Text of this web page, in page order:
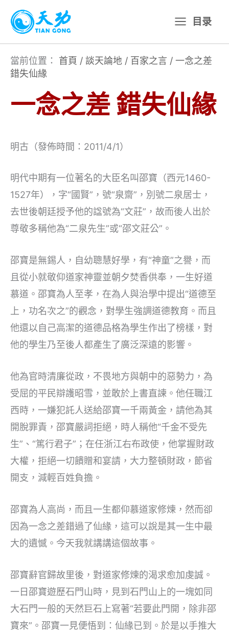
主
目录
當前位置： 首頁 / 談天論地 / 百家之言 / 一念之差
錯失仙緣
一念之差 錯失仙緣
明古（發佈時間：2011/4/1）
明代中期有一位著名的大臣名叫邵寶（西元1460-
1527年），字“國賢”，號“泉齋”，別號二泉居士，
去世後朝廷授予他的諡號為“文莊”，故而後人出於
尊敬多稱他為“二泉先生”或“邵文莊公”。
邵寶是無錫人，自幼聰慧好學，有“神童”之譽，而
且從小就敬仰道家神靈並朝夕焚香供奉，一生好道
慕道。邵寶為人至孝，在為人與治學中提出“道德至
上，功名次之”的觀念，對學生強調道德教育。而且
他還以自己高潔的道德品格為學生作出了榜樣，對
他的學生乃至後人都產生了廣泛深遠的影響。
他為官時清廉從政，不畏地方與朝中的惡勢力，為
受屈的平民辯護昭雪，並敢於上書直諫。他任職江
西時，一嫌犯託人送給邵寶一千兩黃金，請他為其
開脫罪責，邵寶嚴詞拒絕，時人稱他“千金不受先
生”、“篤行君子”；在任浙江右布政使，他掌握財政
大權，拒絕一切饋贈和宴請，大力整頓財政，節省
開支，減輕百姓負擔。
邵寶為人高尚，而且一生都仰慕道家修煉，然而卻
因為一念之差錯過了仙緣，這可以說是其一生中最
大的遺憾。今天我就講講這個故事。
邵寶辭官歸故里後，對道家修煉的渴求愈加虔誠。
一日邵寶遊歷石門山時，見到石門山上的一塊如同
大石門一般的天然巨石上寫著“若要此門開，除非邵
寶來”。邵寶一見便悟到：仙緣已到。於是以手推大